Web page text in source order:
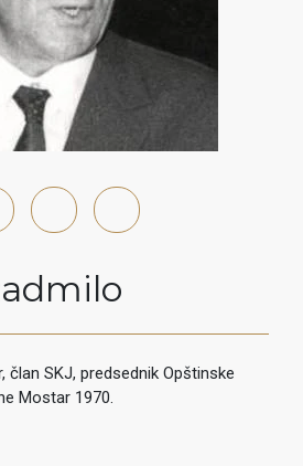
član SKJ, predsednik Opštinske
Mostar 1970.